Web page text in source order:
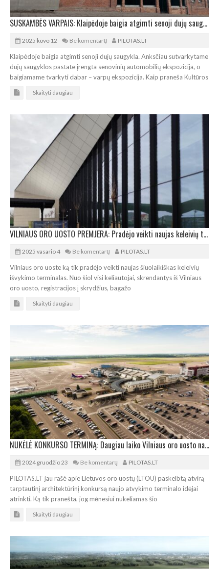
SUSKAMBĖS VARPAIS: Klaipėdoje baigia atgimti senoji dujų saugykla
2025 kovo 12 Be komentarų PILOTAS.LT
Klaipėdoje baigia atgimti senoji dujų saugykla. Anksčiau sutvarkytame
dujų saugyklos pastate įrengta senovinių automobilių ekspozicija, o
baigiamame tvarkyti dabar – varpų ekspozicija. Kaip praneša Kultūros
Skaityti daugiau
VILNIAUS ORO UOSTO PREMJERA: Pradėjo veikti naujas keleivių terminalas
2025 vasario 4 Be komentarų PILOTAS.LT
Vilniaus oro uoste ką tik pradėjo veikti naujas šiuolaikiškas keleivių
išvykimo terminalas. Nuo šiol visi keliautojai, skrendantys iš Vilniaus
oro uosto, registracijos į skrydžius, bagažo
Skaityti daugiau
NUKĖLĖ KONKURSO TERMINĄ: Daugiau laiko Vilniaus oro uosto naujojo atvykimo terminalo idėjoms
2024 gruodžio 23 Be komentarų PILOTAS.LT
PILOTAS.LT jau rašė apie Lietuvos oro uostų (LTOU) paskelbtą atvirą
tarptautinį architektūrinį konkursą naujo atvykimo terminalo idėjai
atrinkti. Ką tik pranešta, jog mėnesiui nukeliamas šio
Skaityti daugiau